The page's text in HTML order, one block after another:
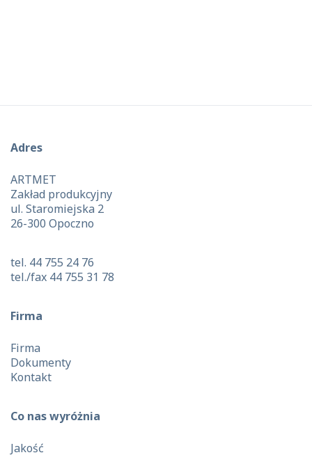
Adres
ARTMET
Zakład produkcyjny
ul. Staromiejska 2
26-300 Opoczno
tel. 44 755 24 76
tel./fax 44 755 31 78
Firma
Firma
Dokumenty
Kontakt
Co nas wyróżnia
Jakość